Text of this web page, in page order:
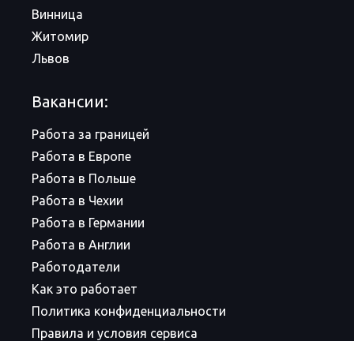
Винница
Житомир
Львов
Вакансии:
Работа за границей
Работа в Европе
Работа в Польше
Работа в Чехии
Работа в Германии
Работа в Англии
Работодатели
Как это работает
Политика конфиденциальности
Правила и условия сервиса